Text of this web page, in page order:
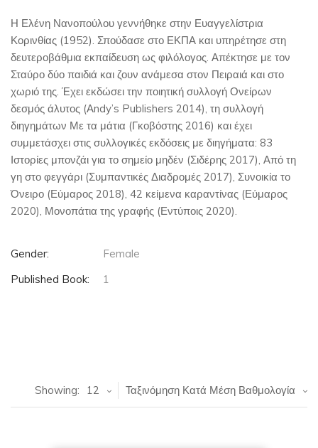
Η Ελένη Νανοπούλου γεννήθηκε στην Ευαγγελίστρια
Κορινθίας (1952). Σπούδασε στο ΕΚΠΑ και υπηρέτησε στη
δευτεροβάθμια εκπαίδευση ως φιλόλογος. Απέκτησε με τον
Σταύρο δύο παιδιά και ζουν ανάμεσα στον Πειραιά και στο
χωριό της. Έχει εκδώσει την ποιητική συλλογή Ονείρων
δεσμός άλυτος (Αndy’s Publishers 2014), τη συλλογή
διηγημάτων Με τα μάτια (Γκοβόστης 2016) και έχει
συμμετάσχει στις συλλογικές εκδόσεις με διηγήματα: 83
Ιστορίες μπονζάι για το σημείο μηδέν (Σιδέρης 2017), Από τη
γη στο φεγγάρι (Συμπαντικές Διαδρομές 2017), Συνοικία το
Όνειρο (Εύμαρος 2018), 42 κείμενα καραντίνας (Εύμαρος
2020), Μονοπάτια της γραφής (Εντύποις 2020).
Gender:
Female
Published Book:
1
Ταξινόμηση Κατά Μέση Βαθμολογία
Showing: 12